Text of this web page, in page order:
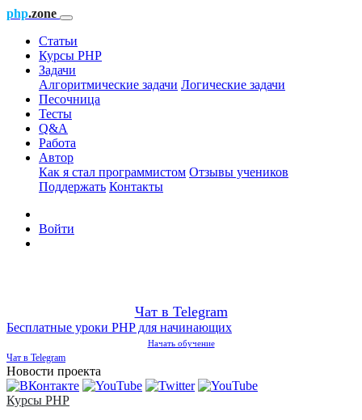
php.zone
Статьи
Курсы PHP
Задачи
Алгоритмические задачи Логические задачи
Песочница
Тесты
Q&A
Работа
Автор
Как я стал программистом Отзывы учеников
Поддержать Контакты
Войти
Чат в Telegram
Бесплатные уроки PHP для начинающих
Начать обучение
Чат в Telegram
Новости проекта
Курсы PHP